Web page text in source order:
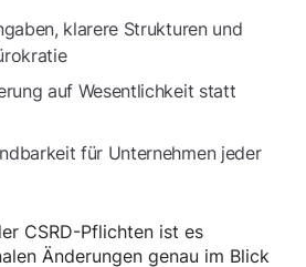
klarere Strukturen und
auf Wesentlichkeit statt
für Unternehmen jeder
CSRD-Pflichten ist es
Änderungen genau im Blick